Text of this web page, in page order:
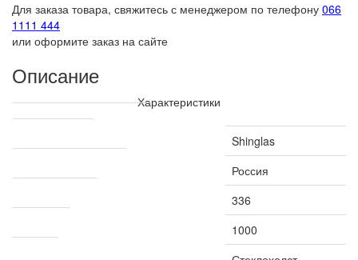
Для заказа товара, свяжитесь с менеджером по телефону 066
1111 444
или оформите заказ на сайте
Описание
Характеристики
Технические характеристики
Shinglas
Россия
336
1000